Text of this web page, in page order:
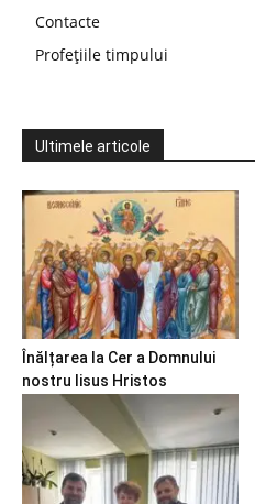
Contacte
Profețiile timpului
Ultimele articole
Înălțarea la Cer a Domnului
nostru Iisus Hristos